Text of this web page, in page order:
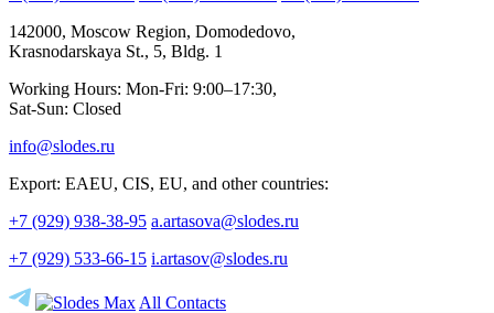
142000, Moscow Region, Domodedovo,
Krasnodarskaya St., 5, Bldg. 1
Working Hours: Mon-Fri: 9:00–17:30,
Sat-Sun: Closed
info@slodes.ru
Export: EAEU, CIS, EU, and other countries:
+7 (929) 938-38-95 a.artasova@slodes.ru
+7 (929) 533-66-15 i.artasov@slodes.ru
All Contacts